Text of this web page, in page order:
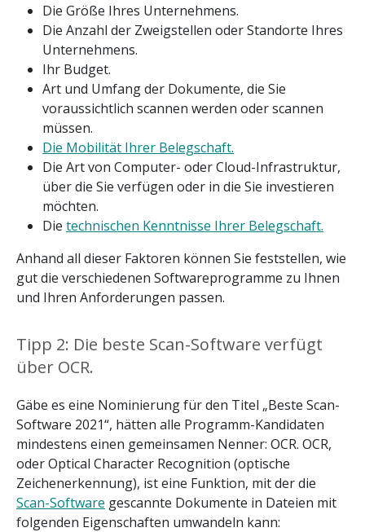
Die Größe Ihres Unternehmens.
Die Anzahl der Zweigstellen oder Standorte Ihres
Unternehmens.
Ihr Budget.
Art und Umfang der Dokumente, die Sie
voraussichtlich scannen werden oder scannen
müssen.
Die Mobilität Ihrer Belegschaft.
Die Art von Computer- oder Cloud-Infrastruktur,
über die Sie verfügen oder in die Sie investieren
möchten.
Die technischen Kenntnisse Ihrer Belegschaft.
Anhand all dieser Faktoren können Sie feststellen, wie
gut die verschiedenen Softwareprogramme zu Ihnen
und Ihren Anforderungen passen.
Tipp 2: Die beste Scan-Software verfügt
über OCR.
Gäbe es eine Nominierung für den Titel „Beste Scan-
Software 2021“, hätten alle Programm-Kandidaten
mindestens einen gemeinsamen Nenner: OCR. OCR,
oder Optical Character Recognition (optische
Zeichenerkennung), ist eine Funktion, mit der die
Scan-Software gescannte Dokumente in Dateien mit
folgenden Eigenschaften umwandeln kann: